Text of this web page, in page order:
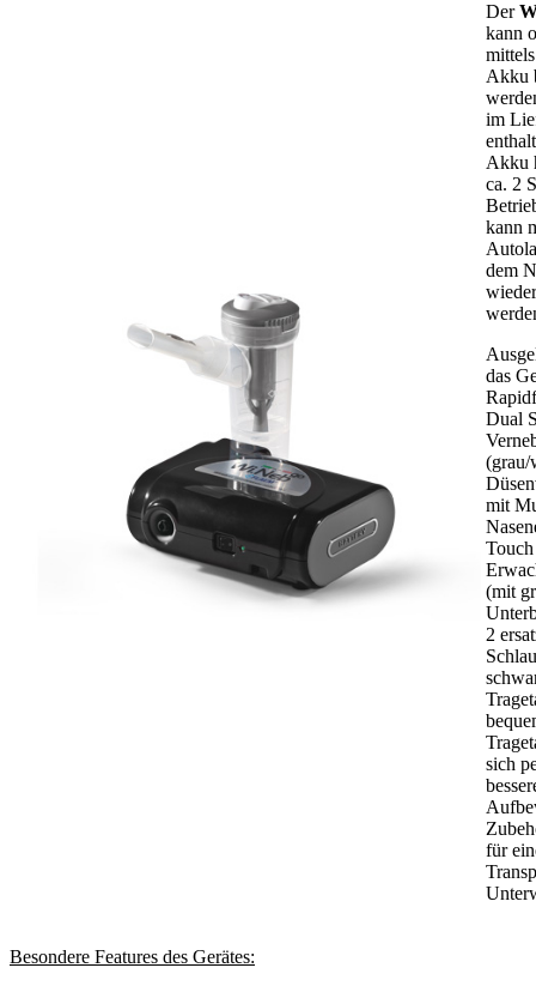
Der
kann
Akku
im
Akku
ca. 2
kann
dem
das
Dual
(grau/
mit
(mit
2
sich
für
Besondere Features des Gerätes: